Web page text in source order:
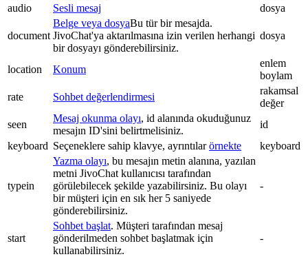
audio
Sesli mesaj dosya
document
Belge veya dosyaBu tür bir mesajda.
JivoChat'ya aktarılmasına izin verilen herhangi
bir dosyayı gönderebilirsiniz.
dosya
location Konum
enlem
boylam
rate
Sohbet değerlendirmesi
rakamsal
değer
seen
Mesaj okunma olayı, id alanında okuduğunuz
mesajın ID'sini belirtmelisiniz.
id
keyboard Seçeneklere sahip klavye, ayrıntılarörnekte keyboard
typein
Yazma olayı, bu mesajın metin alanına, yazılan
metni JivoChat kullanıcısı tarafından
görülebilecek şekilde yazabilirsiniz. Bu olayı
bir müşteri için en sık her 5 saniyede
gönderebilirsiniz.
-
start
Sohbet başlat. Müşteri tarafından mesaj
gönderilmeden sohbet başlatmak için
kullanabilirsiniz.
-